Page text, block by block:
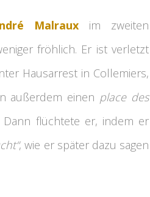
Malraux im zweiten
fröhlich. Er ist verletzt
Hausarrest in Collemiers,
außerdem einen place des
flüchtete er, indem er
, wie er später dazu sagen